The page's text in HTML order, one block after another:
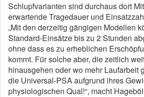
Schlupfvarianten sind durchaus dort
erwartende Tragedauer und
„Mit den derzeitig gängigen Modellen
Standard-Einsätze bis zu 2 Stunden
ohne dass es zu erheblichen
kommt. Für solche aber, die zeitlich
hinausgehen oder wo mehr Laufarbeit
die Universal-PSA aufgrund ihres
physiologischen Qual!“, macht